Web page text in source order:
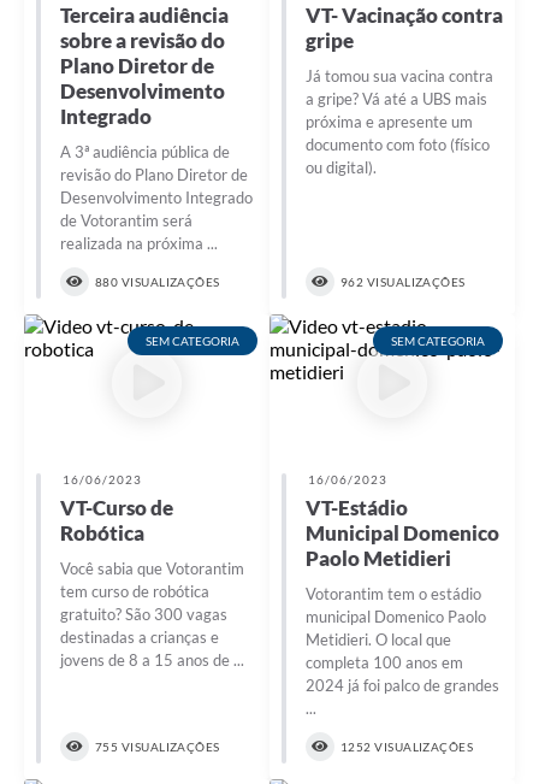
Lei de Acesso à Informação
Galeria de Vídeos
Contato
Terceira audiência
sobre a revisão do
Plano Diretor de
Desenvolvimento
Integrado
A 3ª audiência pública de
revisão do Plano Diretor de
Desenvolvimento Integrado
de Votorantim será
realizada na próxima ...
880 VISUALIZAÇÕES
VT- Vacinação contra
gripe
Já tomou sua vacina contra
a gripe? Vá até a UBS mais
próxima e apresente um
documento com foto (físico
ou digital).
962 VISUALIZAÇÕES
SEM CATEGORIA
16/06/2023
VT-Curso de
Robótica
Você sabia que Votorantim
tem curso de robótica
gratuito? São 300 vagas
destinadas a crianças e
jovens de 8 a 15 anos de ...
755 VISUALIZAÇÕES
SEM CATEGORIA
16/06/2023
VT-Estádio
Municipal Domenico
Paolo Metidieri
Votorantim tem o estádio
municipal Domenico Paolo
Metidieri. O local que
completa 100 anos em
2024 já foi palco de grandes
...
1252 VISUALIZAÇÕES